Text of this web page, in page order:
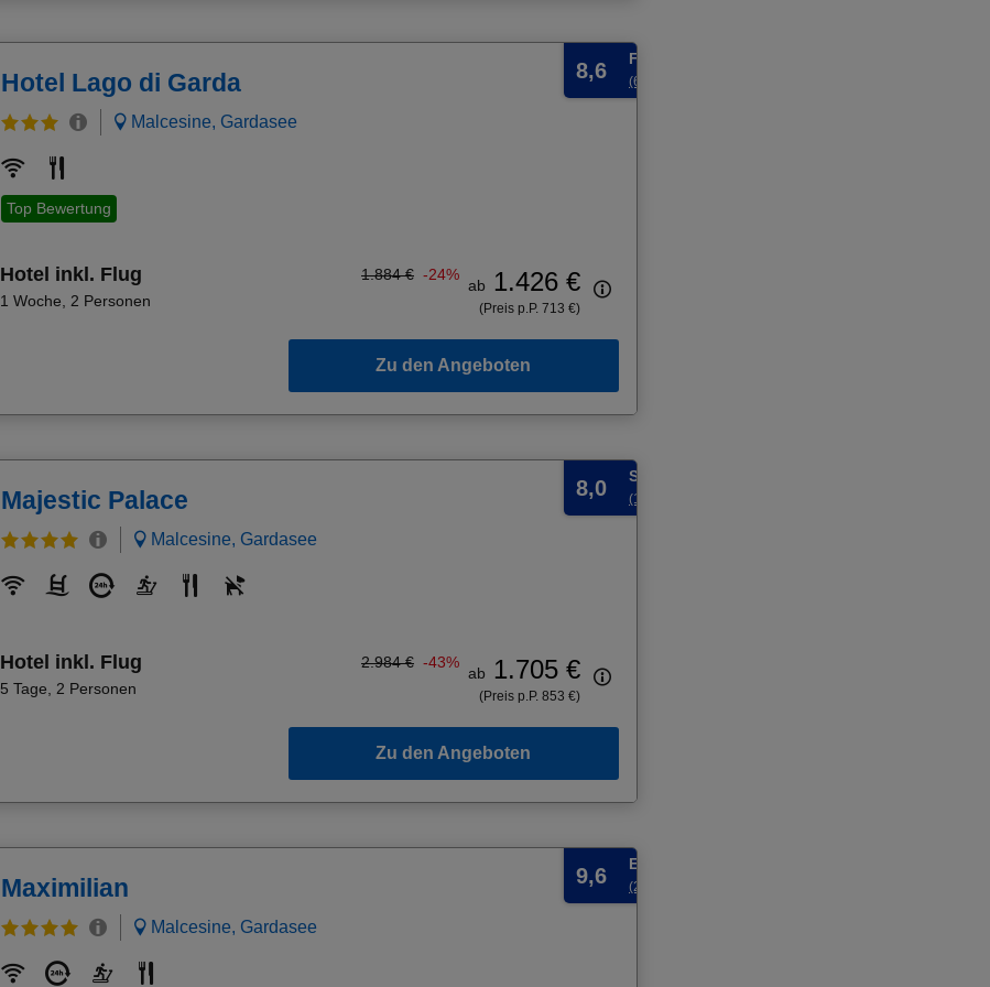
8,6 Fabelhaft
(6 Bewertungen)
Hotel Lago di Garda
Malcesine, Gardasee
Top Bewertung
Hotel inkl. Flug
1 Woche 2 Personen
1.884 € -24%
ab 1.426 €
(Preis p.P. 713 €)
Zu den Angeboten
8,0 Sehr gut
(1 Bewertung)
Majestic Palace
Malcesine, Gardasee
Hotel inkl. Flug
5 Tage 2 Personen
2.984 € -43%
ab 1.705 €
(Preis p.P. 853 €)
Zu den Angeboten
9,6 Exzellent
(2 Bewertungen)
Maximilian
Malcesine, Gardasee